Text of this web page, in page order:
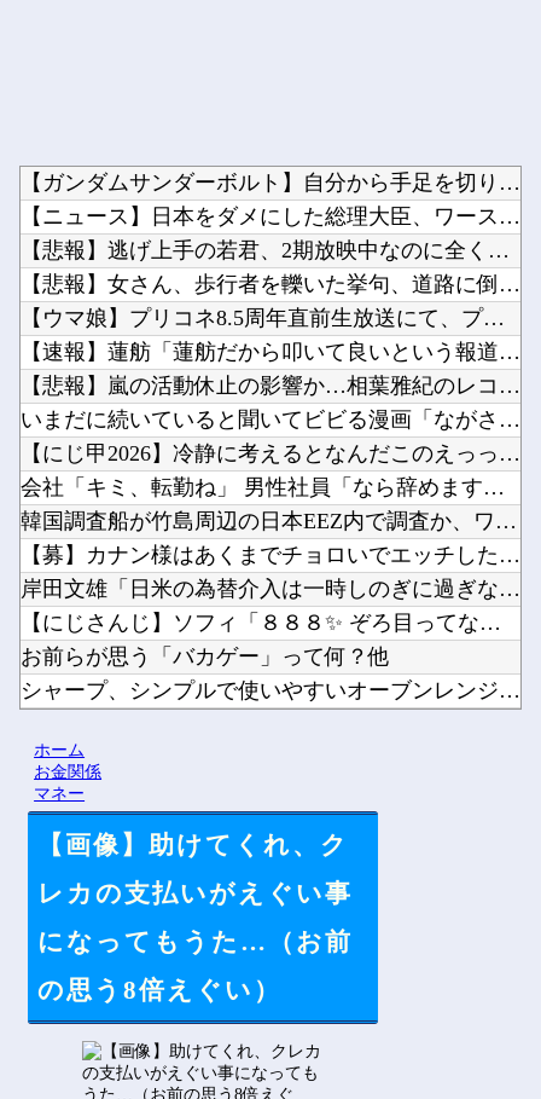
【ガンダムサンダーボルト】自分から手足を切り落すなんて…他
【ニュース】日本をダメにした総理大臣、ワースト１位が同点でこ...
【悲報】逃げ上手の若君、2期放映中なのに全く話題にならない他
【悲報】女さん、歩行者を轢いた挙句、道路に倒れてどえらいこと...
【ウマ娘】プリコネ8.5周年直前生放送にて、プリコネ×ウマ娘...
【速報】蓮舫「蓮舫だから叩いて良いという報道」 ネット「高市...
【悲報】嵐の活動休止の影響か…相葉雅紀のレコメンが9月いっぱ...
いまだに続いていると聞いてビビる漫画「ながされて藍蘭島」「咲...
【にじ甲2026】冷静に考えるとなんだこのえっっっな格好は…...
会社「キミ、転勤ね」 男性社員「なら辞めますわ」 → 凄いこ...
韓国調査船が竹島周辺の日本EEZ内で調査か、ワイヤのようなも...
【募】カナン様はあくまでチョロいでエッチしたいキャラ【画像】...
岸田文雄「日米の為替介入は一時しのぎに過ぎない。私なら円を強...
【にじさんじ】ソフィ「８８８✨ ぞろ目ってなんか嬉しくなるよ...
お前らが思う「バカゲー」って何？他
シャープ、シンプルで使いやすいオーブンレンジ「RE-WF18...
ワイ同じスマホ11年使ってるんやけど他
Powered by livedoor 相互RSS
ホーム
お金関係
マネー
【画像】助けてくれ、ク
レカの支払いがえぐい事
になってもうた…（お前
の思う8倍えぐい）